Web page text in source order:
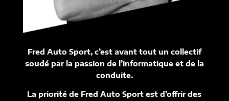
Fred Auto Sport, c’est avant tout un collectif
soudé par la passion de l’informatique et de la
conduite.
La priorité de Fred Auto Sport est d’offrir des